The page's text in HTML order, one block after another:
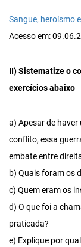
Sangue, heroísmo
Acesso em:
II) Sistematize o
exercícios abaixo
a) Apesar de
conflito, essa
embate entre
b) Quais foram os
c) Quem eram os
d) O que foi a
praticada?
e) Explique por